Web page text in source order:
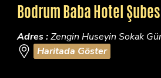
Bodrum Baba Hotel
Adres :Zengin Huseyin Sokak
Haritada Göster